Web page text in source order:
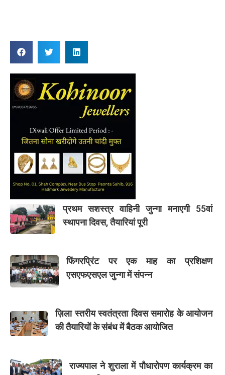
प्रथम सशस्त्र वाहिनी जुन्गा मनाएगी 55वां
स्थापना दिवस, तैयारियां पूरी
फिंगरप्रिंट पर एक माह का प्रशिक्षण
एसएफएसएल जुन्गा में संपन्न
ज़िला स्तरीय स्वतंत्रता दिवस समारोह के आयोजन
की तैयारियों के संबंध में बैठक आयोजित
राज्यपाल ने शुराला में पौधारोपण कार्यक्रम का